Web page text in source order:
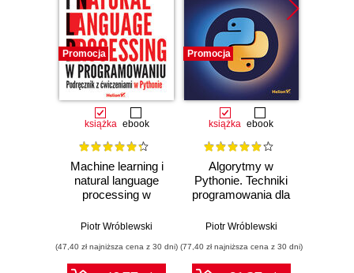
Promocja
książka ebook
Machine learning i
natural language
processing w
Podręcznik z
Pythonie
Piotr Wróblewski
(47,40 zł najniższa cena z 30 dni)
Promocja
książka ebook
Algorytmy w
Pythonie. Techniki
programowania dla
Piotr Wróblewski
(77,40 zł najniższa cena z 30 dni)